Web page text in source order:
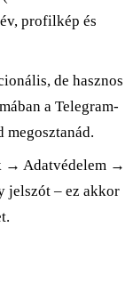
profilkép és
de hasznos
a Telegram-
megosztanád.
→ Adatvédelem →
jelszót – ez akkor